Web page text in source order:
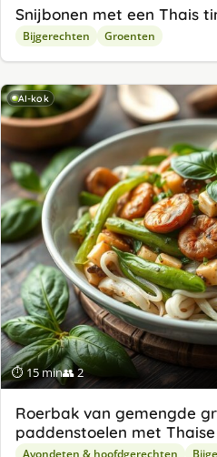
Snijbonen met een Thais
Bijgerechten Groenten
AI-kok
⏱ 15 min👥 2
Roerbak van gemengde
paddenstoelen met
Avondeten & hoofdgerechten